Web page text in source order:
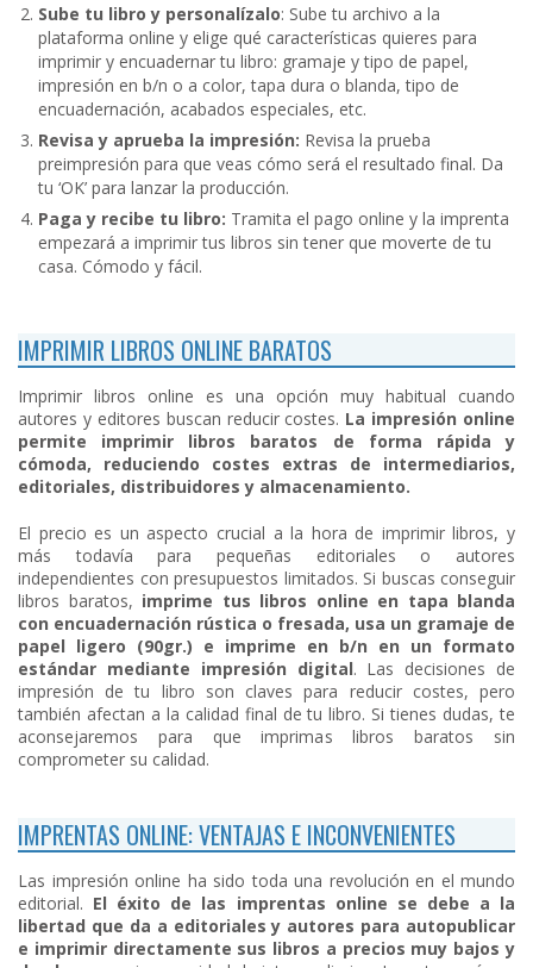
Sube tu libro y personalízalo: Sube tu archivo a la
plataforma online y elige qué características quieres para
imprimir y encuadernar tu libro: gramaje y tipo de papel,
impresión en b/n o a color, tapa dura o blanda, tipo de
encuadernación, acabados especiales, etc.
Revisa y aprueba la impresión: Revisa la prueba
preimpresión para que veas cómo será el resultado final. Da
tu ‘OK’ para lanzar la producción.
Paga y recibe tu libro: Tramita el pago online y la imprenta
empezará a imprimir tus libros sin tener que moverte de tu
casa. Cómodo y fácil.
IMPRIMIR LIBROS ONLINE BARATOS
Imprimir libros online es una opción muy habitual cuando
autores y editores buscan reducir costes. La impresión online
permite imprimir libros baratos de forma rápida y
cómoda, reduciendo costes extras de intermediarios,
editoriales, distribuidores y almacenamiento.
El precio es un aspecto crucial a la hora de imprimir libros, y
más todavía para pequeñas editoriales o autores
independientes con presupuestos limitados. Si buscas conseguir
libros baratos, imprime tus libros online en tapa blanda
con encuadernación rústica o fresada, usa un gramaje de
papel ligero (90gr.) e imprime en b/n en un formato
estándar mediante impresión digital. Las decisiones de
impresión de tu libro son claves para reducir costes, pero
también afectan a la calidad final de tu libro. Si tienes dudas, te
aconsejaremos para que imprimas libros baratos sin
comprometer su calidad.
IMPRENTAS ONLINE: VENTAJAS E INCONVENIENTES
Las impresión online ha sido toda una revolución en el mundo
editorial. El éxito de las imprentas online se debe a la
libertad que da a editoriales y autores para autopublicar
e imprimir directamente sus libros a precios muy bajos y